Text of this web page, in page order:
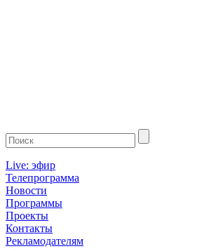
Live: эфир
Телепрограмма
Новости
Программы
Проекты
Контакты
Рекламодателям